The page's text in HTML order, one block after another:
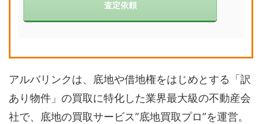
査定依頼
アルバリンクは、底地や借地権をはじめとする「訳
あり物件」の買取に特化した業界最大級の不動産会
社で、底地の買取サービス”底地買取プロ”を運営。